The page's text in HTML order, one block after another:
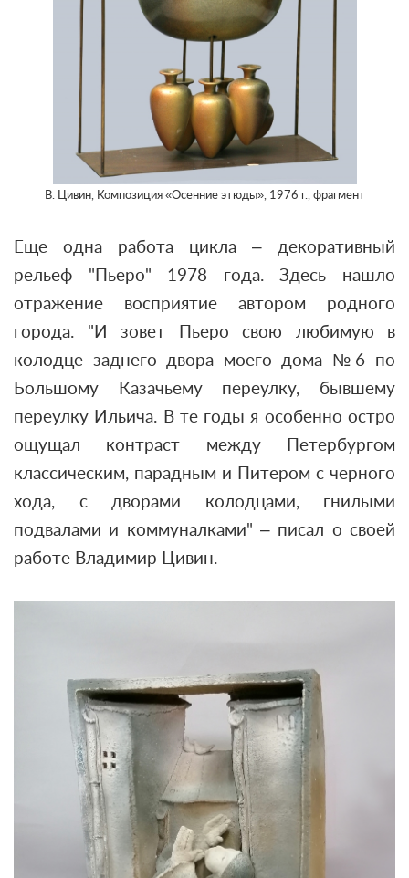
В. Цивин, Композиция «Осенние этюды», 1976 г., фрагмент
Еще одна работа цикла – декоративный
рельеф "Пьеро" 1978 года. Здесь нашло
отражение восприятие автором родного
города. "И зовет Пьеро свою любимую в
колодце заднего двора моего дома №6 по
Большому Казачьему переулку, бывшему
переулку Ильича. В те годы я особенно остро
ощущал контраст между Петербургом
классическим, парадным и Питером с черного
хода, с дворами колодцами, гнилыми
подвалами и коммуналками" – писал о своей
работе Владимир Цивин.